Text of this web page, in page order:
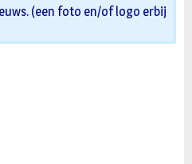
(een foto en/of logo erbij